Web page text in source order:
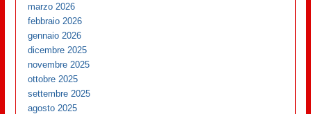
marzo 2026
febbraio 2026
gennaio 2026
dicembre 2025
novembre 2025
ottobre 2025
settembre 2025
agosto 2025